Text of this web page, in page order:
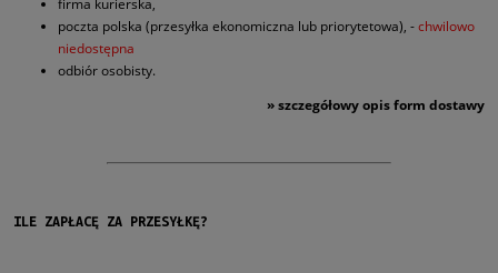
poczta polska (przesyłka ekonomiczna lub priorytetowa), -chwilowo
niedostępna
odbiór osobisty.
»szczegółowy opis form dostawy
ILE ZAPŁACĘ ZA PRZESYŁKĘ?